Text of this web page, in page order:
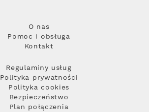
O nas
Pomoc i obsługa
Kontakt
Regulaminy usług
Polityka prywatności
Polityka cookies
Bezpieczeństwo
Plan połączenia